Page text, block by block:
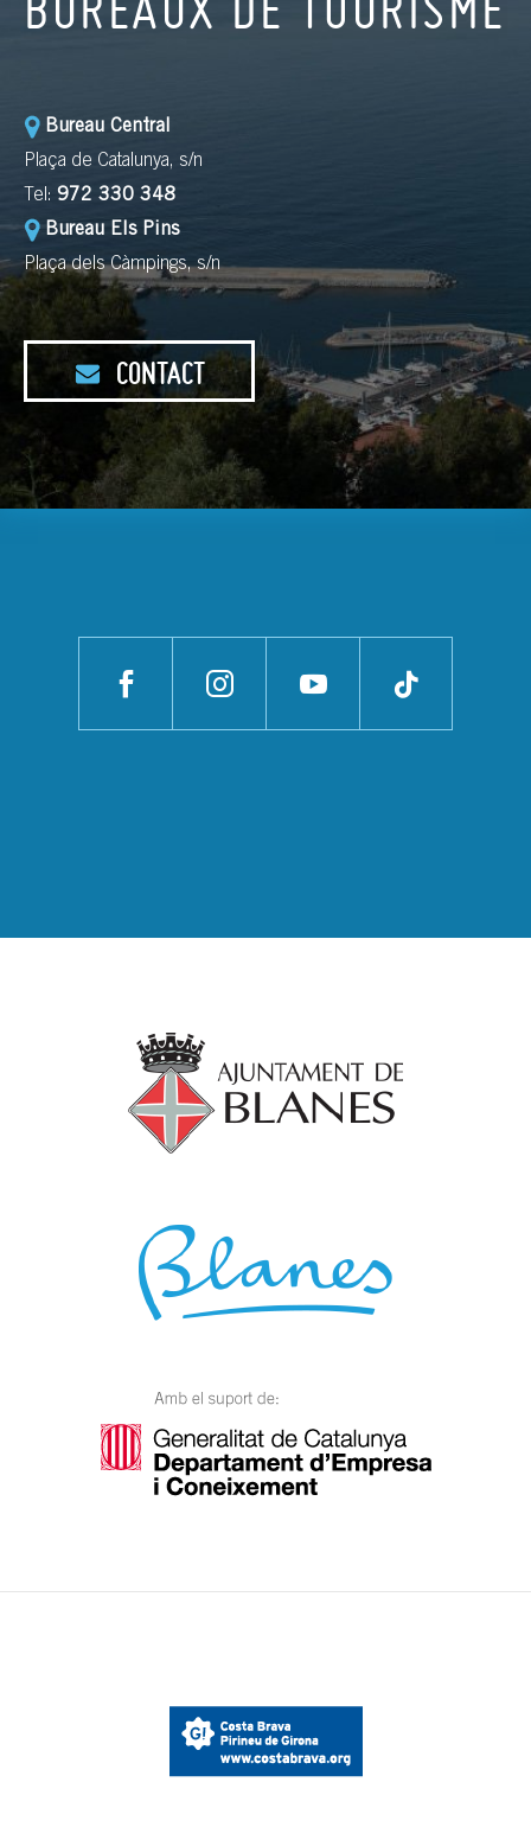
Bureau Central
Plaça de Catalunya, s/n
Tel: 972 330 348
Bureau Els Pins
Plaça dels Càmpings, s/n
CONTACT